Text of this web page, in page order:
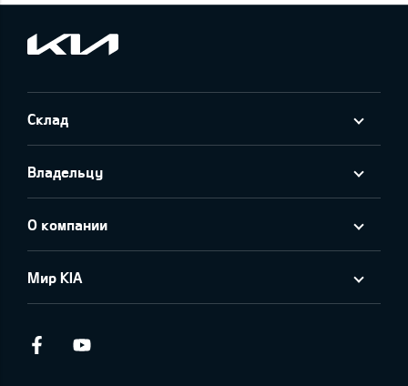
Склад
Владельцу
О компании
Мир KIA
Facebook